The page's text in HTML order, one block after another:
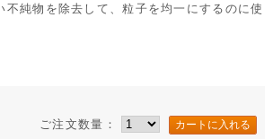
不純物を除去して、粒子を均一にするのに使
ご注文数量：